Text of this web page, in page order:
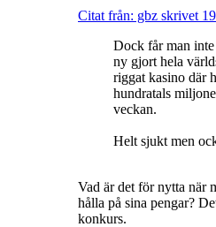
Citat från: gbz skrivet
Dock får man
ny gjort hela
riggat kasino där
hundratals
veckan.
Helt sjukt men
Vad är det för nytta när
hålla på sina pengar?
konkurs.